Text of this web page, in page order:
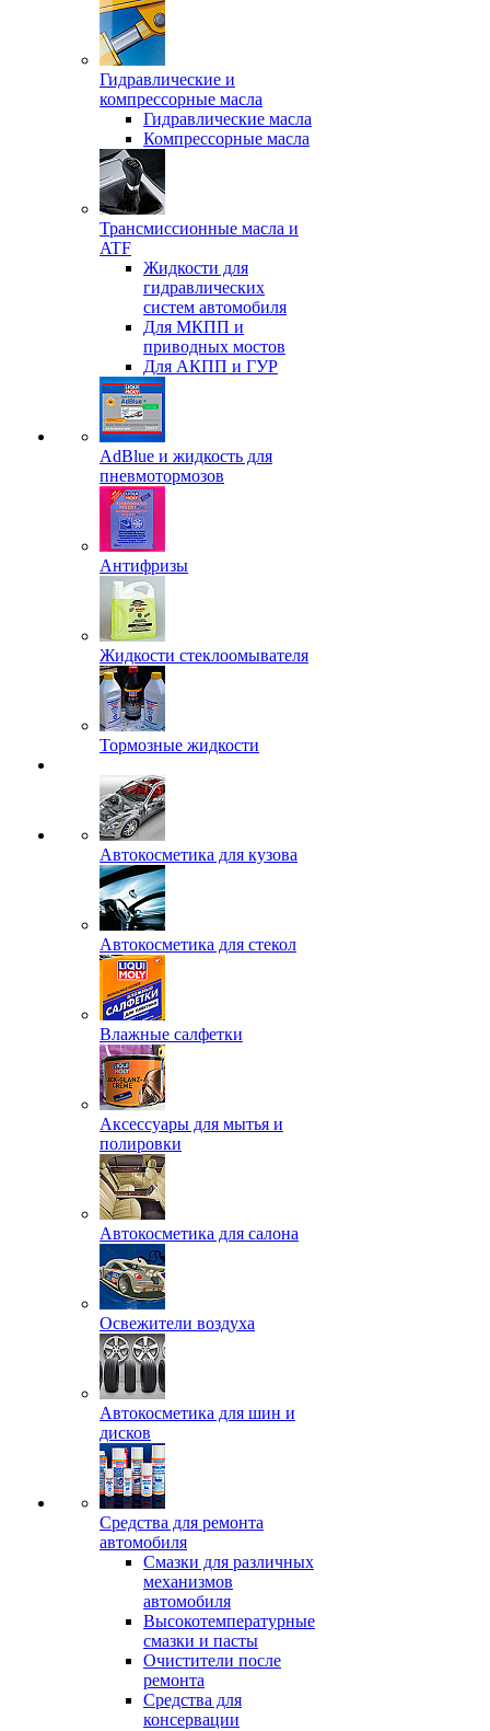
Гидравлические и
компрессорные масла
Гидравлические масла
Компрессорные масла
Трансмиссионные масла и
ATF
Жидкости для
гидравлических
систем автомобиля
Для МКПП и
приводных мостов
Для АКПП и ГУР
AdBlue и жидкость для
пневмотормозов
Антифризы
Жидкости стеклоомывателя
Тормозные жидкости
Автокосметика для кузова
Автокосметика для стекол
Влажные салфетки
Аксессуары для мытья и
полировки
Автокосметика для салона
Освежители воздуха
Автокосметика для шин и
дисков
Средства для ремонта
автомобиля
Смазки для различных
механизмов
автомобиля
Высокотемпературные
смазки и пасты
Очистители после
ремонта
Средства для
консервации